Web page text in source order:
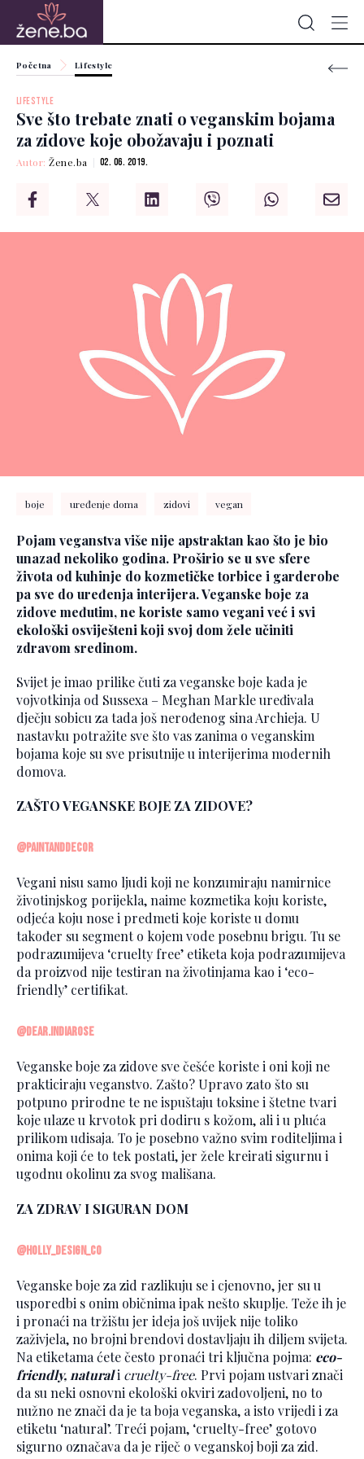
Početna Lifestyle
LIFESTYLE
Sve što trebate znati o veganskim bojama
za zidove koje obožavaju i poznati
Autor:Žene.ba 02. 06. 2019.
boje uređenje doma zidovi vegan
Pojam veganstva više nije apstraktan kao što je bio
unazad nekoliko godina. Proširio se u sve sfere
života od kuhinje do kozmetičke torbice i garderobe
pa sve do uređenja interijera. Veganske boje za
zidove međutim, ne koriste samo vegani već i svi
ekološki osviješteni koji svoj dom žele učiniti
zdravom sredinom.
Svijet je imao prilike čuti za veganske boje kada je
vojvotkinja od Sussexa – Meghan Markle uređivala
dječju sobicu za tada još nerođenog sina Archieja. U
nastavku potražite sve što vas zanima o veganskim
bojama koje su sve prisutnije u interijerima modernih
domova.
ZAŠTO VEGANSKE BOJE ZA ZIDOVE?
@paintanddecor
Vegani nisu samo ljudi koji ne konzumiraju namirnice
životinjskog porijekla, naime kozmetika koju koriste,
odjeća koju nose i predmeti koje koriste u domu
također su segment o kojem vode posebnu brigu. Tu se
podrazumijeva ‘cruelty free’ etiketa koja podrazumijeva
da proizvod nije testiran na životinjama kao i ‘eco-
friendly’ certifikat.
@dear.indiarose
Veganske boje za zidove sve češće koriste i oni koji ne
prakticiraju veganstvo. Zašto? Upravo zato što su
potpuno prirodne te ne ispuštaju toksine i štetne tvari
koje ulaze u krvotok pri dodiru s kožom, ali i u pluća
prilikom udisaja. To je posebno važno svim roditeljima i
onima koji će to tek postati, jer žele kreirati sigurnu i
ugodnu okolinu za svog mališana.
ZA ZDRAV I SIGURAN DOM
@holly_design_co
Veganske boje za zid razlikuju se i cjenovno, jer su u
usporedbi s onim običnima ipak nešto skuplje. Teže ih je
i pronaći na tržištu jer ideja još uvijek nije toliko
zaživjela, no brojni brendovi dostavljaju ih diljem svijeta.
Na etiketama ćete često pronaći tri ključna pojma: eco-
friendly, naturali cruelty-free. Prvi pojam ustvari znači
da su neki osnovni ekološki okviri zadovoljeni, no to
nužno ne znači da je ta boja veganska, a isto vrijedi i za
etiketu ‘natural’. Treći pojam, ‘cruelty-free’ gotovo
sigurno označava da je riječ o veganskoj boji za zid.